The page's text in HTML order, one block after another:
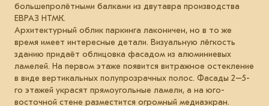
большепролётными балками из двутавра производства
ЕВРАЗ НТМК.
Архитектурный облик паркинга лаконичен, но в то же
время имеет интересные детали. Визуальную лёгкость
зданию придаёт облицовка фасадом из алюминиевых
ламелей. На первом этаже появится витражное остекление
в виде вертикальных полупрозрачных полос. Фасады 2–5-
го этажей украсят прямоугольные ламели, а на юго-
восточной стене разместится огромный медиаэкран.